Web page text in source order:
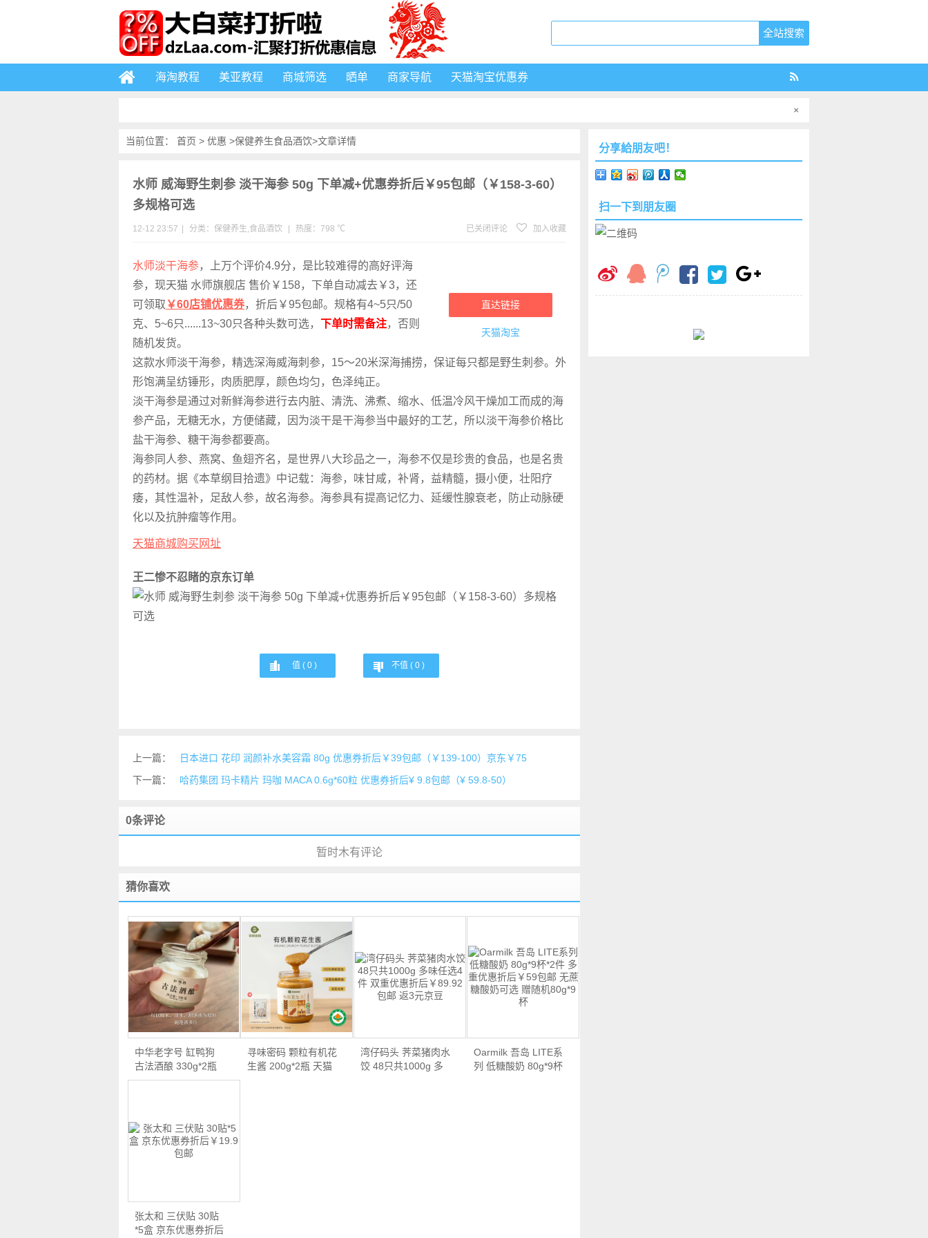
海淘教程 美亚教程 商城筛选 晒单 商家导航 天猫淘宝优惠券
×
当前位置： 首页 > 优惠 >保健养生食品酒饮>文章详情
水师 威海野生刺参 淡干海参 50g 下单减+优惠券折后￥95包邮（￥158-3-60）
多规格可选
12-12 23:57 分类： 保健养生,食品酒饮 热度：798 ℃ 已关闭评论 加入收藏
直达链接
天猫淘宝
水师淡干海参，上万个评价4.9分，是比较难得的高好评海
参，现天猫 水师旗舰店 售价￥158，下单自动减去￥3，还
可领取 ￥60店铺优惠券，折后￥95包邮。规格有4~5只/50
克、5~6只......13~30只各种头数可选， 下单时需备注，否则
随机发货。
这款水师淡干海参，精选深海威海刺参，15～20米深海捕捞，保证每只都是野生刺参。外
形饱满呈纺锤形，肉质肥厚，颜色均匀，色泽纯正。
淡干海参是通过对新鲜海参进行去内脏、清洗、沸煮、缩水、低温冷风干燥加工而成的海
参产品，无糖无水，方便储藏，因为淡干是干海参当中最好的工艺，所以淡干海参价格比
盐干海参、糖干海参都要高。
海参同人参、燕窝、鱼翅齐名，是世界八大珍品之一，海参不仅是珍贵的食品，也是名贵
的药材。据《本草纲目拾遗》中记载：海参，味甘咸，补肾，益精髓，摄小便，壮阳疗
痿，其性温补，足敌人参，故名海参。海参具有提高记忆力、延缓性腺衰老，防止动脉硬
化以及抗肿瘤等作用。
天猫商城购买网址
王二惨不忍睹的京东订单
值 ( 0 ) 不值 ( 0 )
上一篇：
日本进口 花印 润颜补水美容霜 80g 优惠券折后￥39包邮（￥139-100）京东￥75
下一篇：
哈药集团 玛卡精片 玛咖 MACA 0.6g*60粒 优惠券折后¥ 9.8包邮（¥ 59.8-50）
0条评论
暂时木有评论
猜你喜欢
中华老字号 缸鸭狗
古法酒酿 330g*2瓶
双…
寻味密码 颗粒有机花
生酱 200g*2瓶 天猫
湾仔码头 荠菜猪肉水
饺 48只共1000g 多
Oarmilk 吾岛 LITE系
列 低糖酸奶 80g*9杯
张太和 三伏贴 30贴
*5盒 京东优惠券折后
分享給朋友吧！
扫一下到朋友圈